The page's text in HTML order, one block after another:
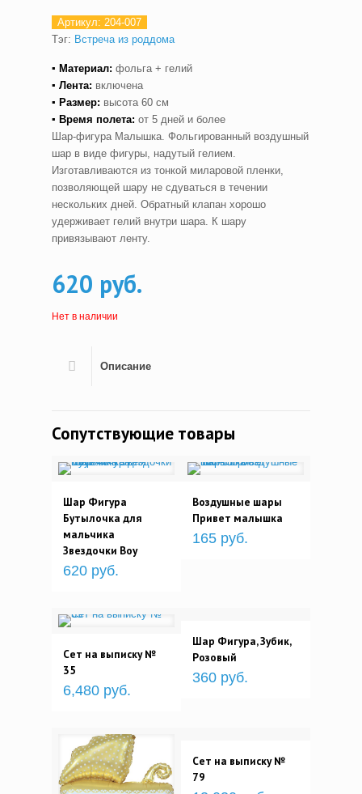
Артикул: 204-007
Тэг: Встреча из роддома
▪ Материал: фольга + гелий
▪ Лента: включена
▪ Размер: высота 60 см
▪ Время полета: от 5 дней и более
Шар-фигура Малышка. Фольгированный воздушный
шар в виде фигуры, надутый гелием.
Изготавливаются из тонкой миларовой пленки,
позволяющей шару не сдуваться в течении
нескольких дней. Обратный клапан хорошо
удерживает гелий внутри шара. К шару
привязывают ленту.
620 руб.
Нет в наличии
Описание
Сопутствующие товары
Шар Фигура
Бутылочка для
мальчика
Звездочки Boy
620 руб.
Воздушные шары
Привет малышка
165 руб.
Сет на выписку №
35
6,480 руб.
Шар Фигура, Зубик,
Розовый
360 руб.
Сет на выписку №
79